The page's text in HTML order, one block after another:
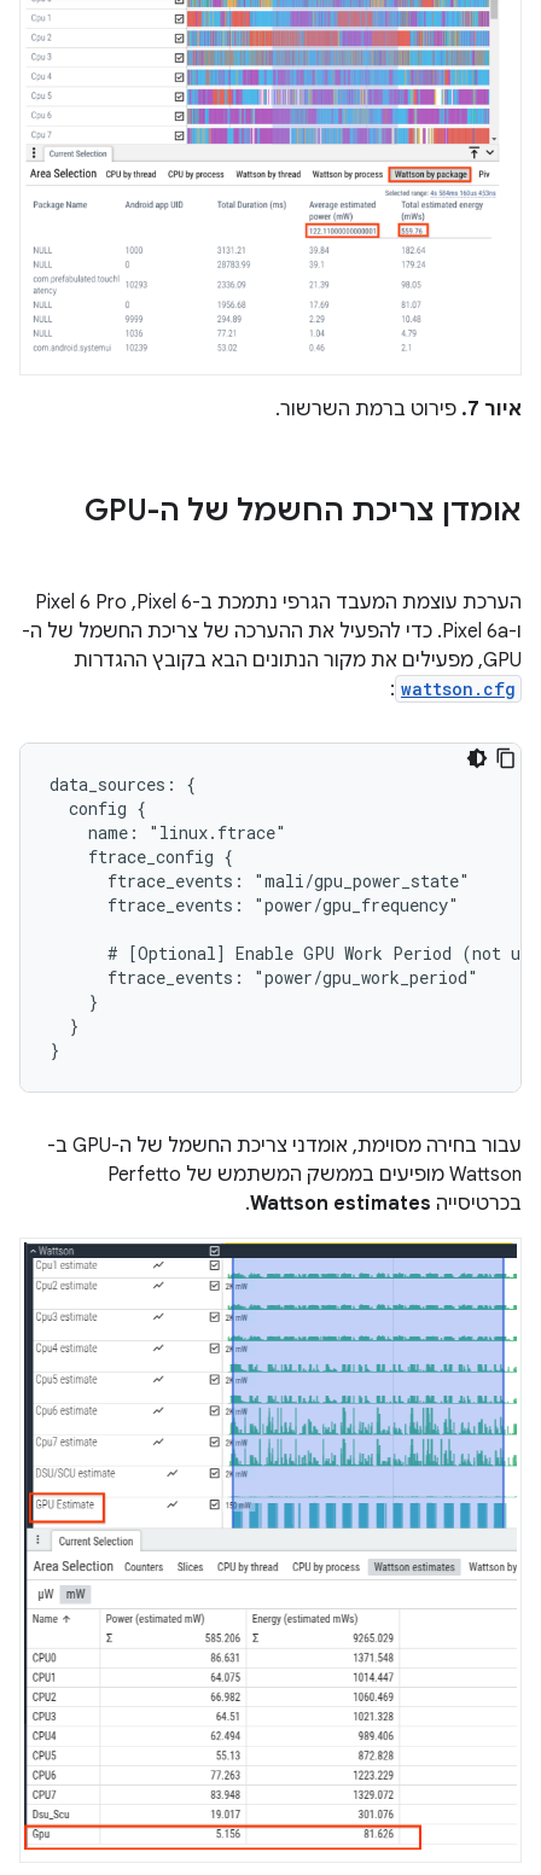
איור 7. פירוט ברמת השרשור.
אומדן צריכת החשמל של ה-GPU
הערכת עוצמת המעבד הגרפי נתמכת ב-Pixel 6,‏ Pixel 6 Pro
ו-Pixel 6a. כדי להפעיל את ההערכה של צריכת החשמל של ה-
GPU, מפעילים את מקור הנתונים הבא בקובץ ההגדרות
wattson.cfg
:
data_sources: {
  config {
    name: "linux.ftrace"
    ftrace_config {
      ftrace_events: "mali/gpu_power_state"
      ftrace_events: "power/gpu_frequency"
# [Optional] Enable GPU Work Period (not
      ftrace_events: "power/gpu_work_period"
    }
  }
עבור בחירה מסוימת, אומדני צריכת החשמל של ה-GPU ב-
Wattson מופיעים בממשק המשתמש של Perfetto
בכרטיסייה Wattson estimates
.